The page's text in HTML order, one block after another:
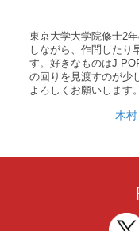
東京大学大学院修士2
しながら、作問したり
す。好きなものはJ-
の回りを見渡すのが少
よろしくお願いします。
木